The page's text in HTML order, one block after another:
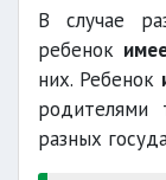
В случае
ребенок
них. Ребенок
родителями
разных